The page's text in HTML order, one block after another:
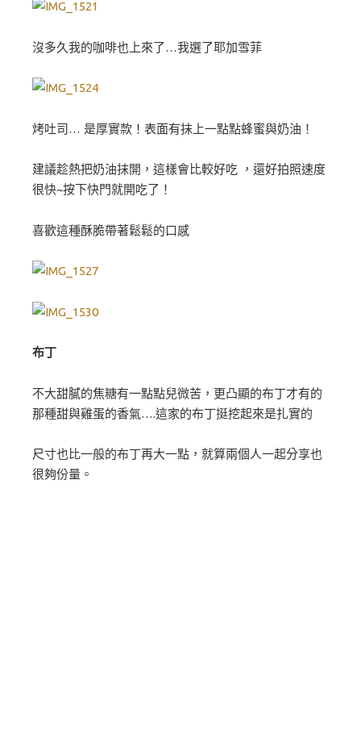
沒多久我的咖啡也上來了…我選了耶加雪菲
烤吐司… 是厚實款！表面有抹上一點點蜂蜜與奶油！
建議趁熱把奶油抹開，這樣會比較好吃 ，還好拍照速度
很快~按下快門就開吃了！
喜歡這種酥脆帶著鬆鬆的口感
布丁
不大甜膩的焦糖有一點點兒微苦，更凸顯的布丁才有的
那種甜與雞蛋的香氣….這家的布丁挺挖起來是扎實的
尺寸也比一般的布丁再大一點，就算兩個人一起分享也
很夠份量。